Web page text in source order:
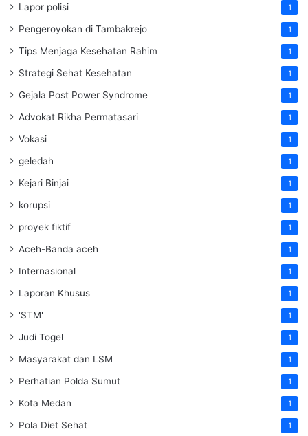
Lapor polisi 1
Pengeroyokan di Tambakrejo 1
Tips Menjaga Kesehatan Rahim 1
Strategi Sehat Kesehatan 1
Gejala Post Power Syndrome 1
Advokat Rikha Permatasari 1
Vokasi 1
geledah 1
Kejari Binjai 1
korupsi 1
proyek fiktif 1
Aceh-Banda aceh 1
Internasional 1
Laporan Khusus 1
'STM' 1
Judi Togel 1
Masyarakat dan LSM 1
Perhatian Polda Sumut 1
Kota Medan 1
Pola Diet Sehat 1